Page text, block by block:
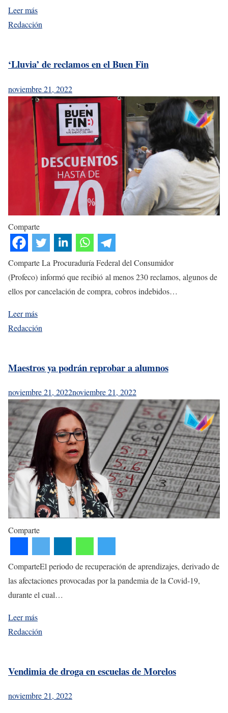
Leer más
Redacción
‘Lluvia’ de reclamos en el Buen Fin
noviembre 21, 2022
Comparte
Comparte La Procuraduría Federal del Consumidor
(Profeco) informó que recibió al menos 230 reclamos, algunos de
ellos por cancelación de compra, cobros indebidos…
Leer más
Redacción
Maestros ya podrán reprobar a alumnos
noviembre 21, 2022noviembre 21, 2022
Comparte
ComparteEl periodo de recuperación de aprendizajes, derivado de
las afectaciones provocadas por la pandemia de la Covid-19,
durante el cual…
Leer más
Redacción
Vendimia de droga en escuelas de Morelos
noviembre 21, 2022